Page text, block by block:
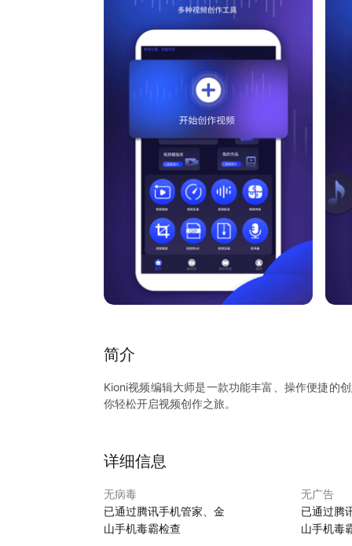
简介
Kioni视频编辑大师是一款功能丰富、操作便捷的
你轻松开启视频创作之旅。
详细信息
无病毒
已通过腾讯手机管家、金
山手机毒霸检查
无广告
已通过腾
山手机毒